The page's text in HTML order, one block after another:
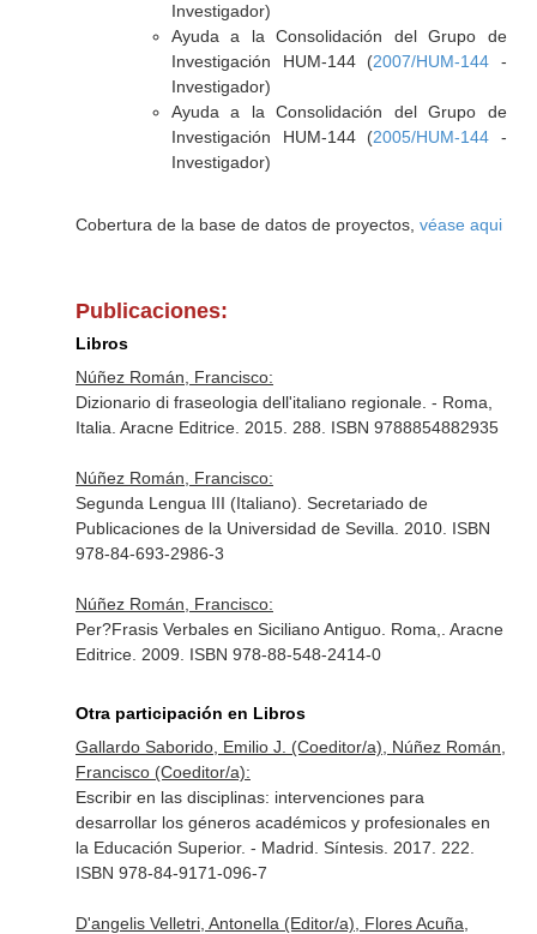
Investigador)
Ayuda a la Consolidación del Grupo de
Investigación HUM-144 (2007/HUM-144 -
Investigador)
Ayuda a la Consolidación del Grupo de
Investigación HUM-144 (2005/HUM-144 -
Investigador)
Cobertura de la base de datos de proyectos, véase aqui
Publicaciones:
Libros
Núñez Román, Francisco:
Dizionario di fraseologia dell'italiano regionale. - Roma,
Italia. Aracne Editrice. 2015. 288. ISBN 9788854882935
Núñez Román, Francisco:
Segunda Lengua III (Italiano). Secretariado de
Publicaciones de la Universidad de Sevilla. 2010. ISBN
978-84-693-2986-3
Núñez Román, Francisco:
Per?Frasis Verbales en Siciliano Antiguo. Roma,. Aracne
Editrice. 2009. ISBN 978-88-548-2414-0
Otra participación en Libros
Gallardo Saborido, Emilio J. (Coeditor/a), Núñez Román,
Francisco (Coeditor/a):
Escribir en las disciplinas: intervenciones para
desarrollar los géneros académicos y profesionales en
la Educación Superior. - Madrid. Síntesis. 2017. 222.
ISBN 978-84-9171-096-7
D'angelis Velletri, Antonella (Editor/a), Flores Acuña,